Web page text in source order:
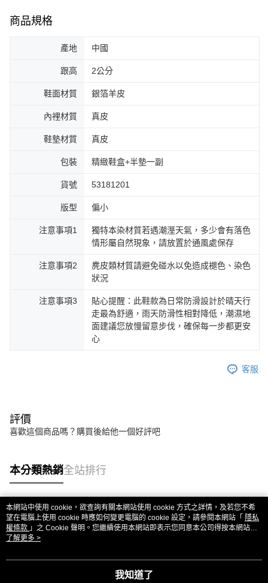
商品規格
產地 中國
跟高 2公分
鞋面材質 銀箔羊皮
內裡材質 真皮
鞋墊材質 真皮
包裝 精緻鞋盒+半墊一副
貨號 53181201
版型 偏小
注意事項1
獨特本染材質若遇潮溼天氣，多少會有落色
情形屬自然現象，請放置於通風處保存
注意事項2
麂皮類材質請避免碰水以免造成褪色、染色
狀況
注意事項3
貼心提醒：此鞋款為日常防滑設計於晴天行
走最為舒適，雨天防滑性相對降低，潮濕地
面建議您放慢留意步伐，確保每一步都更安
心
客服
評價
喜歡這個商品嗎？購買後給他一個好評吧
本分類熱銷全站排行
熱門標籤
本網站中使用 cookie，欲查詢有關本網站使用 cookie 方式之詳情，及若您不希
望在電腦上使用 cookie 時應如何變更電腦的 cookie 設定，請參閱本網站「 隱私
權條款 」之 Cookie 聲明。您繼續使用本網站即表示您同意本公司得按本網站使
用條款之 Cookie 聲明使用 cookie。
了解更多 >
我知道了